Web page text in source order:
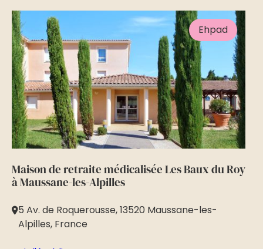
Ehpad
Maison de retraite médicalisée Les Baux du Roy
à Maussane-les-Alpilles
5 Av. de Roquerousse, 13520 Maussane-les-
Alpilles, France